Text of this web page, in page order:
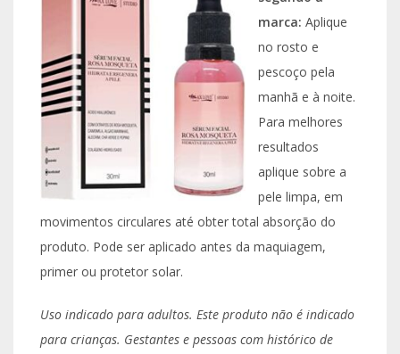
marca: Aplique
no rosto e
pescoço pela
manhã e à noite.
Para melhores
resultados
aplique sobre a
pele limpa, em
movimentos circulares até obter total absorção do
produto. Pode ser aplicado antes da maquiagem,
primer ou protetor solar.
Uso indicado para adultos. Este produto não é indicado
para crianças. Gestantes e pessoas com histórico de